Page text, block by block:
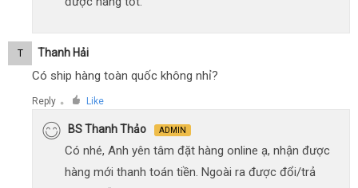
T Thanh Hải
Có ship hàng toàn quốc không nhỉ?
Reply ● Like
BS Thanh Thảo ADMIN
Có nhé, Anh yên tâm đặt hàng online ạ, nhận được
hàng mới thanh toán tiền. Ngoài ra được đổi/trả